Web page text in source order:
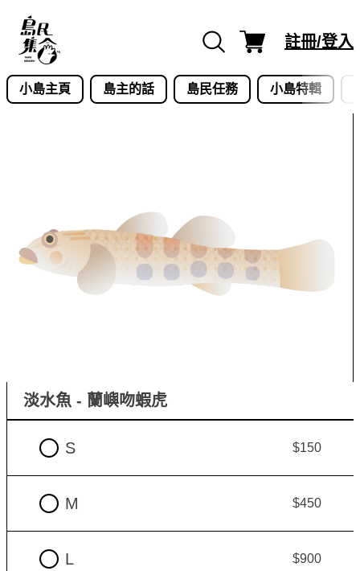
content
註冊/登入
小島主頁 島主的話 島民任務 小島特輯
淡水魚 - 蘭嶼吻蝦虎
S $150
M $450
L $900